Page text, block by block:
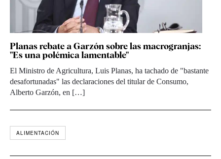
Planas rebate a Garzón sobre las macrogranjas:
"Es una polémica lamentable"
El Ministro de Agricultura, Luis Planas, ha tachado de "bastante
desafortunadas" las declaraciones del titular de Consumo,
Alberto Garzón, en […]
ALIMENTACIÓN